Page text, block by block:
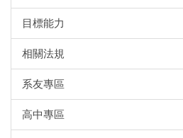
目標能力
相關法規
系友專區
高中專區